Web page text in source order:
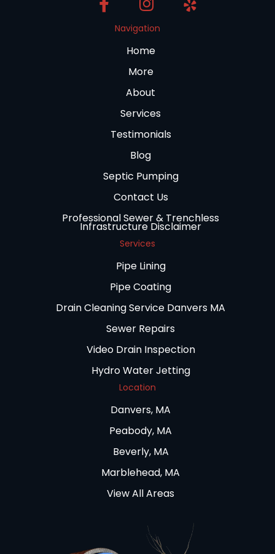
Navigation
Home
More
About
Services
Testimonials
Blog
Septic Pumping
Contact Us
Professional Sewer & Trenchless
Infrastructure Disclaimer
Services
Pipe Lining
Pipe Coating
Drain Cleaning Service Danvers MA
Sewer Repairs
Video Drain Inspection
Hydro Water Jetting
Location
Danvers, MA
Peabody, MA
Beverly, MA
Marblehead, MA
View All Areas